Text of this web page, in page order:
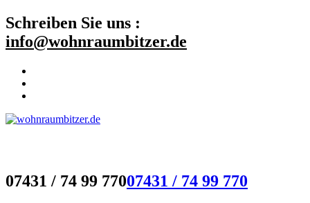
Schreiben Sie uns :
info@wohnraumbitzer.de
07431 / 74 99 77007431 / 74 99 770